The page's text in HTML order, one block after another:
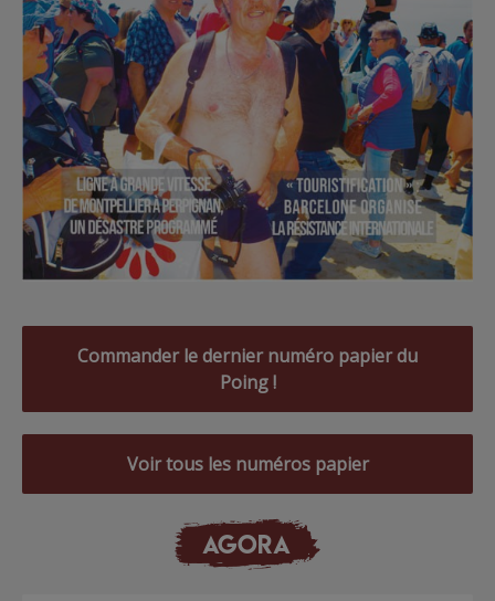
Commander le dernier numéro papier du
Poing !
Voir tous les numéros papier
AGORA